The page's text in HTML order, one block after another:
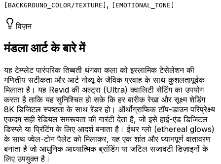
BACKGROUND_COLOR/TEXTURE , EMOTIONAL_TONE
विज़न
मंडला आर्ट के बारे में
यह टेम्प्लेट पारंपरिक तिब्बती थंगका कला को इस्लामिक टेसेलेशन की
गणितीय सटीकता और आर्ट नोव्यू के जैविक प्रवाह के साथ कुशलतापूर्वक
मिलाता है। यह Revid की अल्ट्रा (Ultra) क्वालिटी सेटिंग का उपयोग
करता है ताकि यह सुनिश्चित हो सके कि हर बारीक रेखा और सूक्ष्म शेडिंग
8K डिजिटल स्पष्टता के साथ रेंडर हो। ऑर्थोग्राफिक टॉप-डाउन परिप्रेक्ष्य
एकदम सही रेडियल समरूपता की गारंटी देता है, जो इसे हाई-एंड डिजिटल
डिस्प्ले या प्रिंटिंग के लिए आदर्श बनाता है। ईथर ग्लो (ethereal glows)
के साथ ज्वेल-टोन पैलेट को मिलाकर, यह एक शांत और ध्यानपूर्ण वातावरण
बनाता है जो आधुनिक आध्यात्मिक ब्रांडिंग या जटिल सजावटी डिज़ाइनों के
लिए उपयुक्त है।